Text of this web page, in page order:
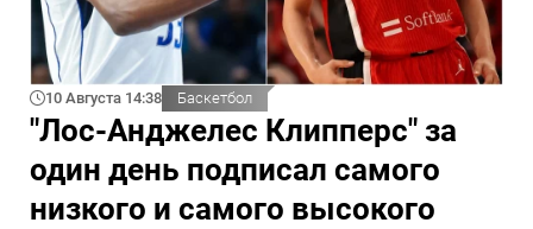
10 Августа 14:38 Баскетбол
"Лос-Анджелес Клипперс" за
один день подписал самого
низкого и самого высокого